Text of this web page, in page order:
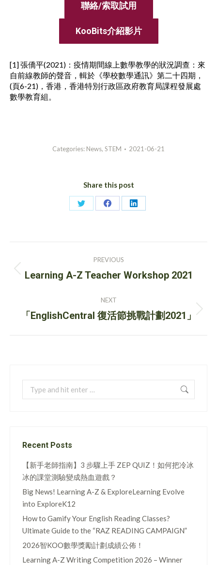
聯絡/索取試用
KooBits介紹影片
[1] 張僑平(2021)：疫情期間線上數學教學的狀況調查：來
自前線教師的聲音，輯於《學校數學通訊》第二十四期，
(頁6-21)，香港，香港特別行政區政府教育局課程發展處
數學教育組。
Categories: News, STEM 2021-06-21
Share this post
Share
Share
Share
navigation
PREVIOUS
Previous
Learning A-Z Teacher Workshop 2021
NEXT
Next
「EnglishCentral 復活節挑戰計劃2021」
Search:
Recent Posts
【新手老師指南】3 步驟上手 ZEP QUIZ！如何把冷冰
冰的課堂測驗變成熱血遊戲？
Big News! Learning A-Z & ExploreLearning Evolve
into ExploreK12
How to Gamify Your English Reading Classes?
Ultimate Guide to the “RAZ READING CAMPAIGN”
2026智KOO數學獎勵計劃成績公佈！
Learning A-Z Writing Competition 2026 – Winner